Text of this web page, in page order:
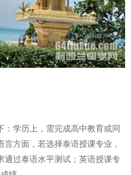
学历上，需完成高中教育或同
方面，若选择泰语授课专业，
通过泰语水平测试；英语授课专